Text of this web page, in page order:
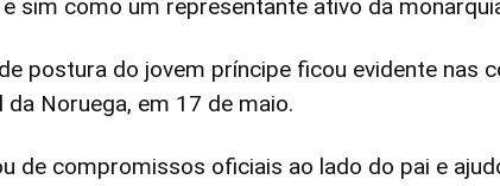
sim como um representante ativo da
postura do jovem príncipe ficou evidente nas
da Noruega, em 17 de maio.
de compromissos oficiais ao lado do pai e